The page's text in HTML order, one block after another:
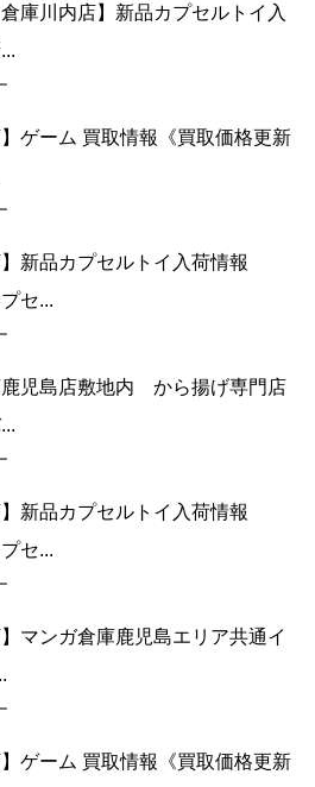
倉庫川内店】新品カプセルトイ入
】ゲーム 買取情報《買取価格更新
】新品カプセルトイ入荷情報
セ...
鹿児島店敷地内 から揚げ専門店
】新品カプセルトイ入荷情報
セ...
】マンガ倉庫鹿児島エリア共通イ
】ゲーム 買取情報《買取価格更新